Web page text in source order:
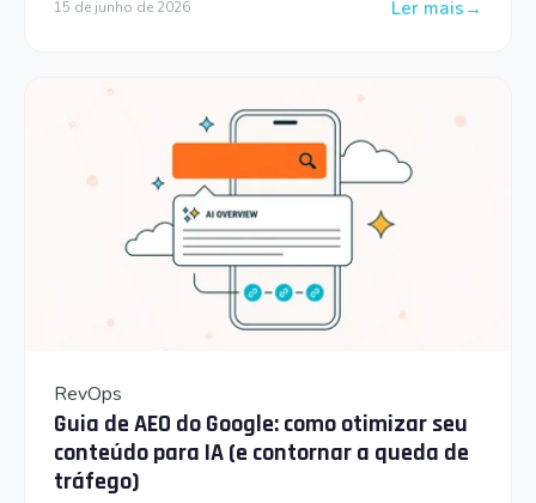
15 de junho de 2026 Ler mais
: Serviços de
RevOps
Guia de AEO do Google: como otimizar seu
conteúdo para IA (e contornar a queda de
tráfego)